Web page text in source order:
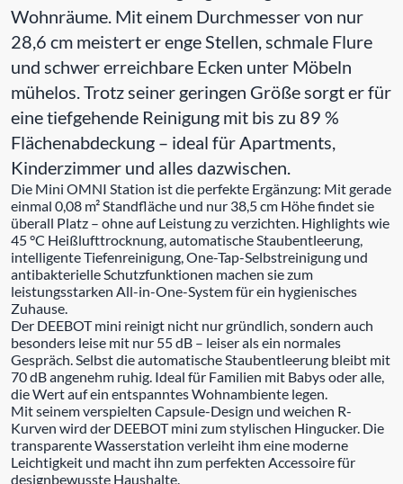
Wohnräume. Mit einem Durchmesser von nur
28,6 cm meistert er enge Stellen, schmale Flure
und schwer erreichbare Ecken unter Möbeln
mühelos. Trotz seiner geringen Größe sorgt er für
eine tiefgehende Reinigung mit bis zu 89 %
Flächenabdeckung – ideal für Apartments,
Kinderzimmer und alles dazwischen.
Die Mini OMNI Station ist die perfekte Ergänzung: Mit gerade
einmal 0,08 m² Standfläche und nur 38,5 cm Höhe findet sie
überall Platz – ohne auf Leistung zu verzichten. Highlights wie
45 °C Heißlufttrocknung, automatische Staubentleerung,
intelligente Tiefenreinigung, One-Tap-Selbstreinigung und
antibakterielle Schutzfunktionen machen sie zum
leistungsstarken All-in-One-System für ein hygienisches
Zuhause.
Der DEEBOT mini reinigt nicht nur gründlich, sondern auch
besonders leise mit nur 55 dB – leiser als ein normales
Gespräch. Selbst die automatische Staubentleerung bleibt mit
70 dB angenehm ruhig. Ideal für Familien mit Babys oder alle,
die Wert auf ein entspanntes Wohnambiente legen.
Mit seinem verspielten Capsule-Design und weichen R-
Kurven wird der DEEBOT mini zum stylischen Hingucker. Die
transparente Wasserstation verleiht ihm eine moderne
Leichtigkeit und macht ihn zum perfekten Accessoire für
designbewusste Haushalte.